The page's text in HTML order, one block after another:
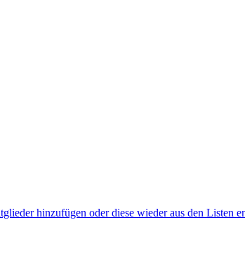
hinzufügen oder diese wieder aus den Listen